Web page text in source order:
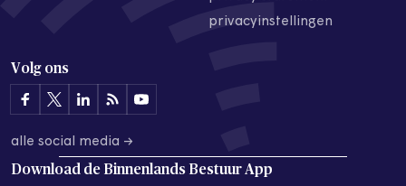
privacyinstellingen
Volg ons
alle social media →
Download de Binnenlands Bestuur App